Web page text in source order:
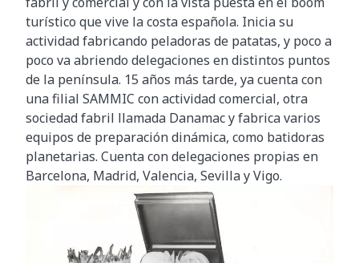
turístico que vive la costa española. Inicia su
actividad fabricando peladoras de patatas, y poco a
poco va abriendo delegaciones en distintos puntos
de la península. 15 años más tarde, ya cuenta con
una filial SAMMIC con actividad comercial, otra
sociedad fabril llamada Danamac y fabrica varios
equipos de preparación dinámica, como batidoras
planetarias. Cuenta con delegaciones propias en
Barcelona, Madrid, Valencia, Sevilla y Vigo.